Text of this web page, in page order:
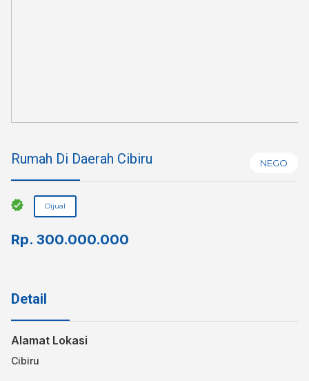
Rumah Di Daerah Cibiru NEGO
Dijual
Rp. 300.000.000
Detail
Alamat Lokasi
Cibiru